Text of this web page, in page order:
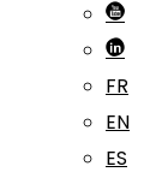
FR
EN
ES